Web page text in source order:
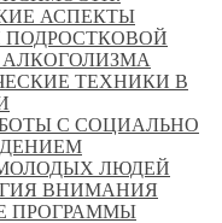
АСПЕКТЫ
ТЕХНИКИ В
С СОЦИАЛЬНО
ЛЮДЕЙ
ВНИМАНИЯ
ПРОГРАММЫ